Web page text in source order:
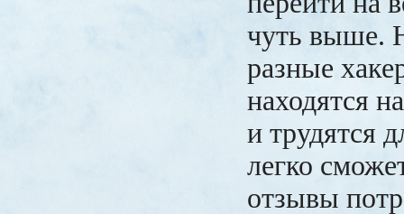
чуть выше.
разные
находятся
и трудятся
легко
отзывы